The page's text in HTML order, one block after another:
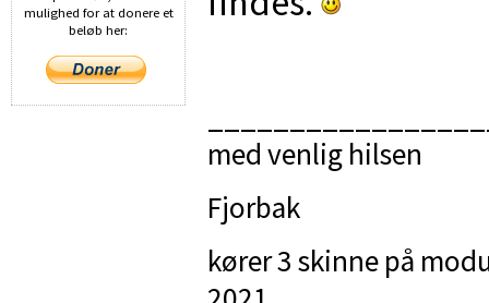
med venlig hilsen
Fjorbak
kører 3 skinne på
mulighed for at donere et
beløb her: